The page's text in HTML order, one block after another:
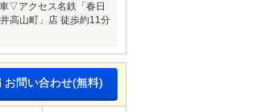
▽アクセス名鉄「春日
高山町」店 徒歩約11分
お問い合わせ(無料)